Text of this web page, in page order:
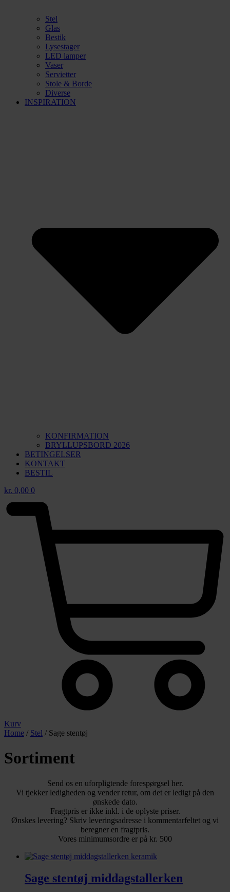
Stel
Glas
Bestik
Lysestager
LED lamper
Vaser
Servietter
Stole & Borde
Diverse
INSPIRATION
KONFIRMATION
BRYLLUPSBORD 2026
BETINGELSER
KONTAKT
BESTIL
kr. 0,00 0
Kurv
Home / Stel / Sage stentøj
Sortiment
Send os en uforpligtende forespørgsel her.
Vi tjekker ledigheden og vender retur, om det er ledigt på den
ønskede dato.
Fragtpris er ikke inkl. i de oplyste priser.
Ønskes levering? Skriv leveringsadresse i kommentarfeltet og vi
beregner en fragtpris.
Vores minimumsordre er på kr. 500
Sage stentøj middagstallerken